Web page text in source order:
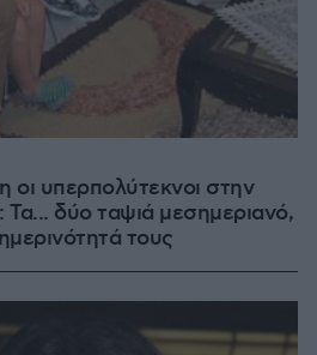
οι υπερπολύτεκνοι στην
Τα... δύο ταψιά μεσημεριανό,
τους